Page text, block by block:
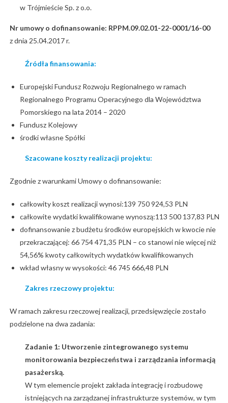
w Trójmieście Sp. z o.o.
Nr umowy o dofinansowanie: RPPM.09.02.01-22-0001/16-00
z dnia 25.04.2017 r.
Źródła finansowania:
Europejski Fundusz Rozwoju Regionalnego w ramach
Regionalnego Programu Operacyjnego dla Województwa
Pomorskiego na lata 2014 – 2020
Fundusz Kolejowy
środki własne Spółki
Szacowane koszty realizacji projektu:
Zgodnie z warunkami Umowy o dofinansowanie:
całkowity koszt realizacji wynosi:139 750 924,53 PLN
całkowite wydatki kwalifikowane wynoszą:113 500 137,83 PLN
dofinansowanie z budżetu środków europejskich w kwocie nie
przekraczającej: 66 754 471,35 PLN – co stanowi nie więcej niż
54,56% kwoty całkowitych wydatków kwalifikowanych
wkład własny w wysokości: 46 745 666,48 PLN
Zakres rzeczowy projektu:
W ramach zakresu rzeczowej realizacji, przedsięwzięcie zostało
podzielone na dwa zadania:
Zadanie 1: Utworzenie zintegrowanego systemu
monitorowania bezpieczeństwa i zarządzania informacją
pasażerską.
W tym elemencie projekt zakłada integrację i rozbudowę
istniejących na zarządzanej infrastrukturze systemów, w tym